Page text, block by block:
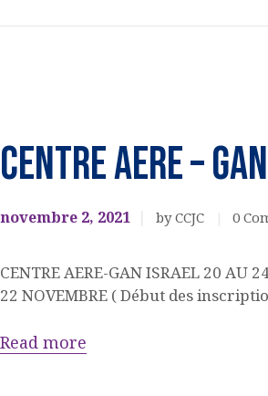
CENTRE AERE –
novembre 2, 2021 by CCJC 0
CENTRE AERE-GAN ISRAEL 20 AU
22 NOVEMBRE ( Début des
Read more